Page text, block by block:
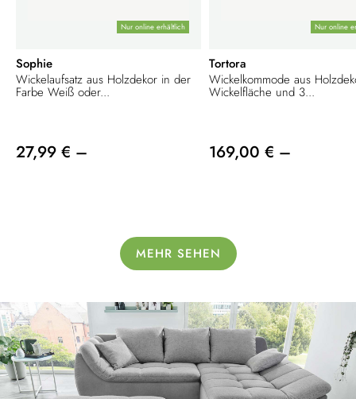
Nur online erhältlich
Sophie
Wickelaufsatz aus Holzdekor in der
Farbe Weiß oder...
27,99 € –
Nur online
Tortora
Wickelkommode aus
Wickelfläche und 3...
169,00 € –
MEHR SEHEN